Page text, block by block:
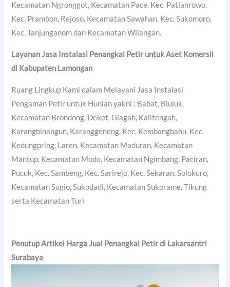
Kecamatan Ngronggot, Kecamatan Pace, Kec. Patianrowo,
Kec. Prambon, Rejoso, Kecamatan Sawahan, Kec. Sukomoro,
Kec. Tanjunganom dan Kecamatan Wilangan.
Layanan Jasa Instalasi Penangkal Petir untuk Aset Komersil
di Kabupaten Lamongan
Ruang Lingkup Kami dalam Melayani Jasa Instalasi
Pengaman Petir untuk Hunian yakni : Babat, Bluluk,
Kecamatan Brondong, Deket, Glagah, Kalitengah,
Karangbinangun, Karanggeneng, Kec. Kembangbahu, Kec.
Kedungpring, Laren, Kecamatan Maduran, Kecamatan
Mantup, Kecamatan Modo, Kecamatan Ngimbang, Paciran,
Pucuk, Kec. Sambeng, Kec. Sarirejo, Kec. Sekaran, Solokuro,
Kecamatan Sugio, Sukodadi, Kecamatan Sukorame, Tikung
serta Kecamatan Turi
Penutup Artikel Harga Jual Penangkal Petir di Lakarsantri
Surabaya